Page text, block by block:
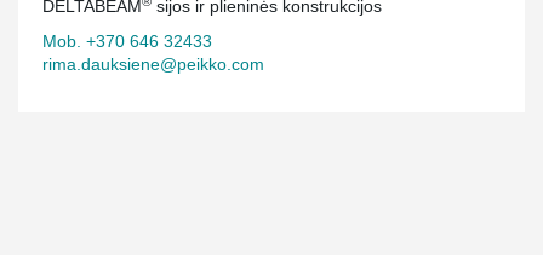
DELTABEAM
sijos ir plieninės konstrukcijos
Mob. +370 646 32433
rima.dauksiene@peikko.com